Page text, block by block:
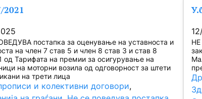
2021
постапка за оценување на уставноста и
на член 7 став 5 и член 8 став 3 и став 8
од Тарифата на премии за осигурување на
на моторни возила од одговорност за штети
на трети лица
и колективни договори
НЕ